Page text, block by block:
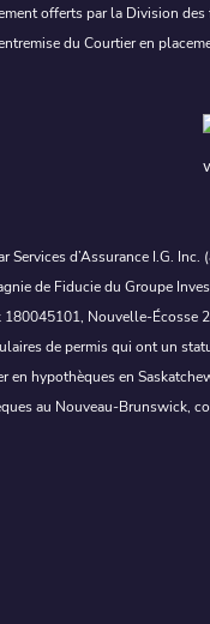
offerts par la Division
du Courtier en
Services d’Assurance I.G.
de Fiducie du Groupe
Nouvelle-Écosse
de permis qui ont un
en hypothèques en
au Nouveau-Brunswick,